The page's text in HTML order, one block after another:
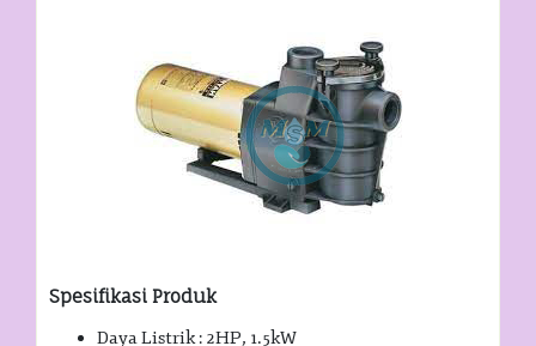
Spesifikasi Produk
Daya Listrik : 2HP, 1.5kW